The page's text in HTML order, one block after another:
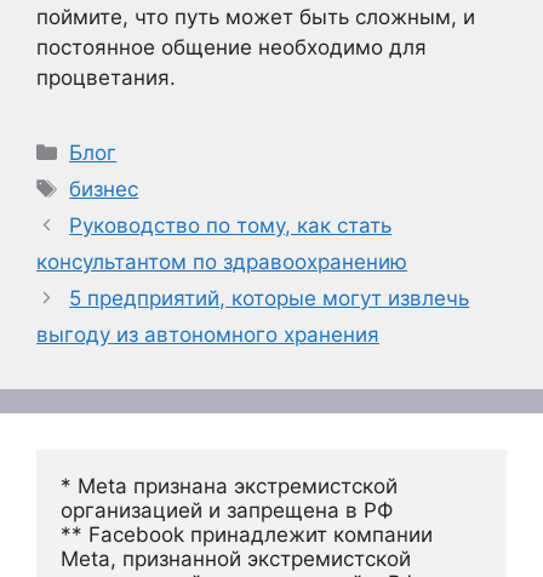
поймите, что путь может быть сложным, и
постоянное общение необходимо для
процветания.
Рубрики
Блог
Метки
бизнес
Руководство по тому, как стать
консультантом по здравоохранению
5 предприятий, которые могут извлечь
выгоду из автономного хранения
* Meta признана экстремистской
организацией и запрещена в РФ
** Facebook принадлежит компании
Meta, признанной экстремистской